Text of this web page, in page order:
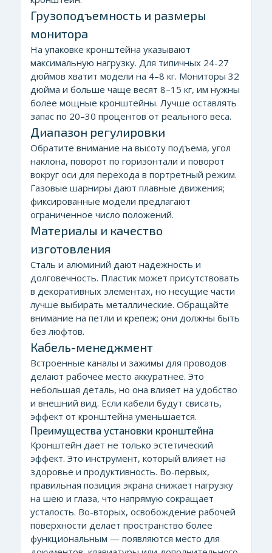
Грузоподъемность и размеры
монитора
На упаковке кронштейна указывают
максимальную нагрузку. Для типичных 24-27
дюймов хватит модели на 4–8 кг. Мониторы 32
дюйма и больше чаще весят 8–15 кг, им нужны
более мощные кронштейны. Лучше оставлять
запас по 20–30 процентов от реального веса.
Диапазон регулировки
Обратите внимание на высоту подъема, угол
наклона, поворот по горизонтали и поворот
вокруг оси для перехода в портретный режим.
Газовые шарниры дают плавные движения;
фиксированные модели предлагают
ограниченное число положений.
Материалы и качество
изготовления
Сталь и алюминий дают надежность и
долговечность. Пластик может присутствовать
в декоративных элементах, но несущие части
лучше выбирать металлические. Обращайте
внимание на петли и крепеж; они должны быть
без люфтов.
Кабель-менеджмент
Встроенные каналы и зажимы для проводов
делают рабочее место аккуратнее. Это
небольшая деталь, но она влияет на удобство
и внешний вид. Если кабели будут свисать,
эффект от кронштейна уменьшается.
Преимущества установки кронштейна
Кронштейн дает не только эстетический
эффект. Это инструмент, который влияет на
здоровье и продуктивность. Во-первых,
правильная позиция экрана снижает нагрузку
на шею и глаза, что напрямую сокращает
усталость. Во-вторых, освобождение рабочей
поверхности делает пространство более
функциональным — появляются место для